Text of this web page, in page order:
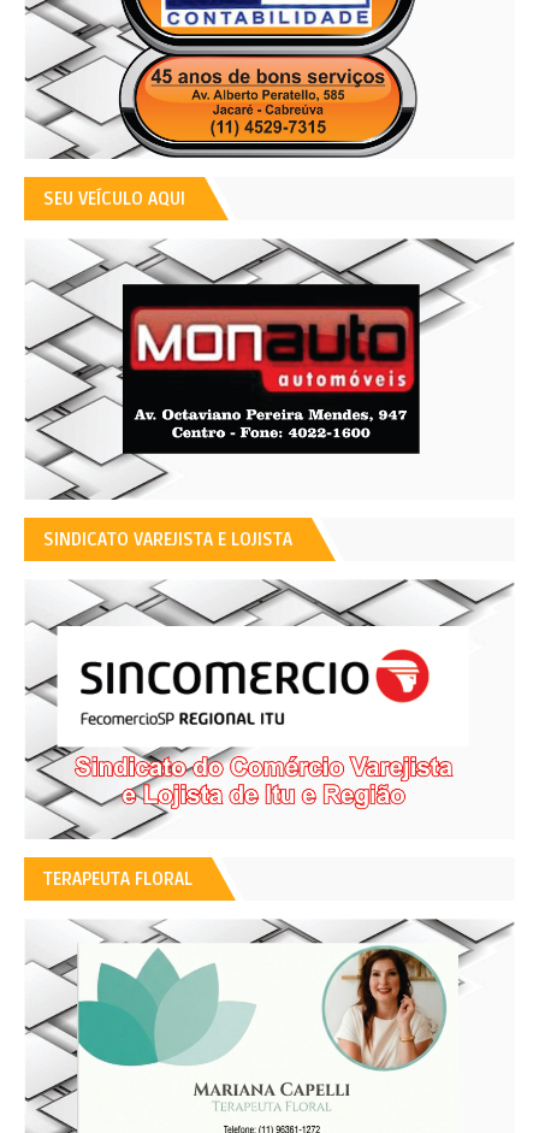
SEU VEÍCULO AQUI
SINDICATO VAREJISTA E LOJISTA
TERAPEUTA FLORAL